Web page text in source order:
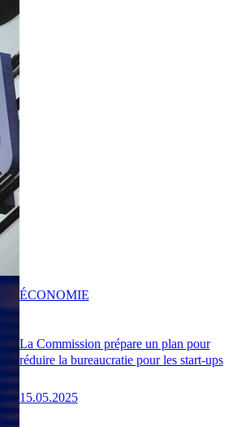
La Commission prépare un plan pour
réduire la bureaucratie pour les start-ups
15.05.2025
ÉCONOMIE